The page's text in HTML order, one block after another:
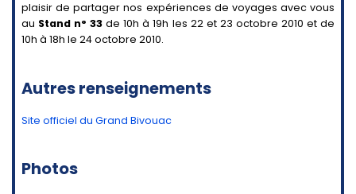
plaisir de partager nos expériences de voyages avec vous
au Stand n° 33 de 10h à 19h les 22 et 23 octobre 2010 et de
10h à 18h le 24 octobre 2010.
Autres renseignements
Site officiel du Grand Bivouac
Photos